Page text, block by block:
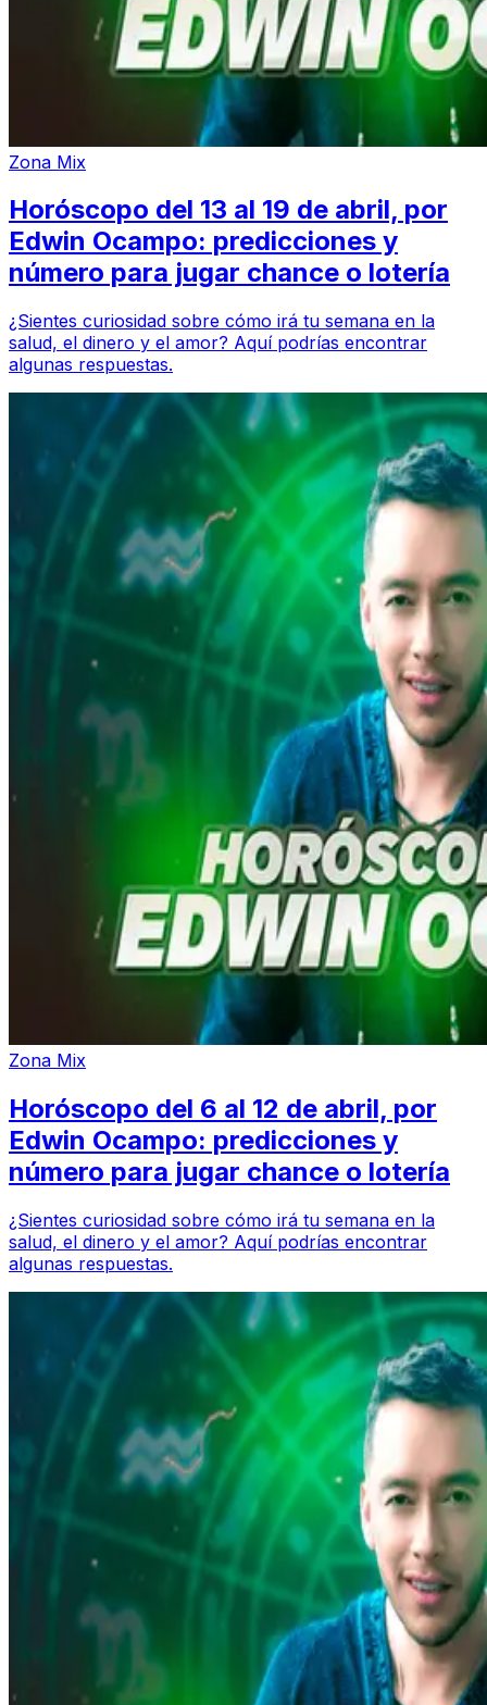
Zona Mix
Horóscopo del 13 al 19 de abril, por
Edwin Ocampo: predicciones y
número para jugar chance o lotería
¿Sientes curiosidad sobre cómo irá tu semana en la
salud, el dinero y el amor? Aquí podrías encontrar
algunas respuestas.
Zona Mix
Horóscopo del 6 al 12 de abril, por
Edwin Ocampo: predicciones y
número para jugar chance o lotería
¿Sientes curiosidad sobre cómo irá tu semana en la
salud, el dinero y el amor? Aquí podrías encontrar
algunas respuestas.